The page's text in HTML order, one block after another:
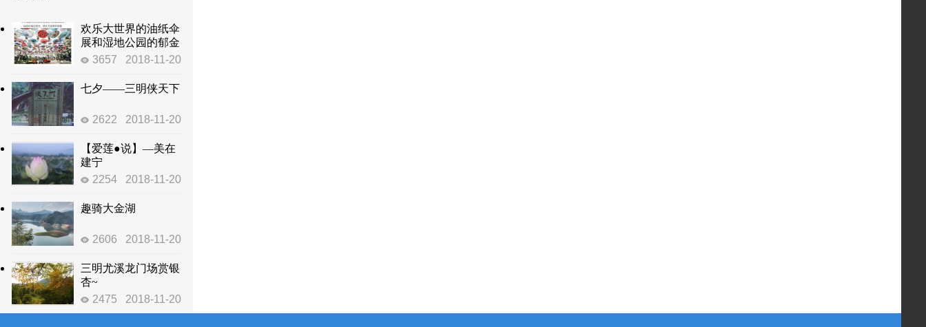
欢乐大世界的油纸伞
展和湿地公园的郁金
香 3657 2018-11-20
七夕——三明侠天下
2622 2018-11-20
【爱莲●说】—美在
建宁
2254
2018-11-20
趣骑大金湖
2606 2018-11-20
三明尤溪龙门场赏银
杏~
2475
2018-11-20